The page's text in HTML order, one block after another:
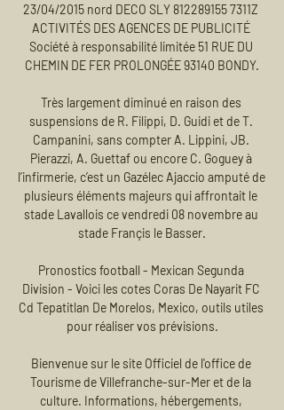
23/04/2015 nord DECO SLY 812289155 7311Z
ACTIVITÉS DES AGENCES DE PUBLICITÉ
Société à responsabilité limitée 51 RUE DU
CHEMIN DE FER PROLONGÉE 93140 BONDY.
Très largement diminué en raison des
suspensions de R. Filippi, D. Guidi et de T.
Campanini, sans compter A. Lippini, JB.
Pierazzi, A. Guettaf ou encore C. Goguey à
l’infirmerie, c’est un Gazélec Ajaccio amputé de
plusieurs éléments majeurs qui affrontait le
stade Lavallois ce vendredi 08 novembre au
stade Françis le Basser.
Pronostics football - Mexican Segunda
Division - Voici les cotes Coras De Nayarit FC
Cd Tepatitlan De Morelos, Mexico, outils utiles
pour réaliser vos prévisions.
Bienvenue sur le site Officiel de l'office de
Tourisme de Villefranche-sur-Mer et de la
culture. Informations, hébergements,